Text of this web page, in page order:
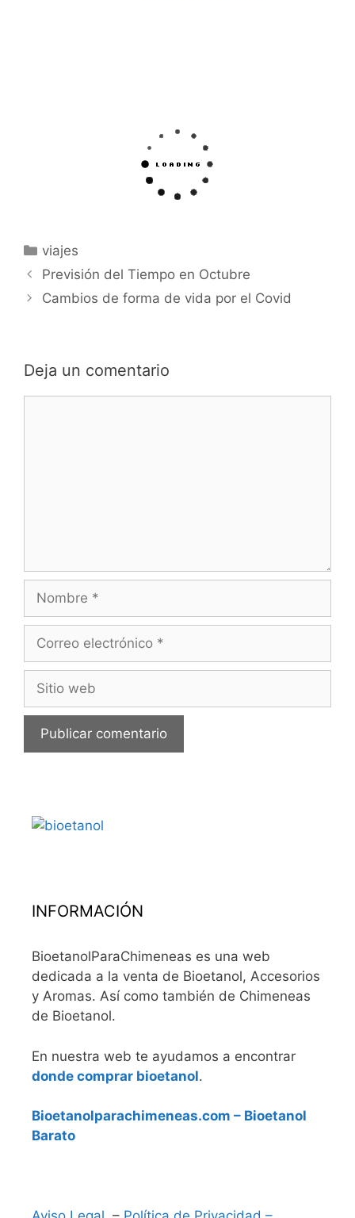
viajes
Previsión del Tiempo en Octubre
Cambios de forma de vida por el Covid
Deja un comentario
INFORMACIÓN
BioetanolParaChimeneas es una web
dedicada a la venta de Bioetanol, Accesorios
y Aromas. Así como también de Chimeneas
de Bioetanol.
En nuestra web te ayudamos a encontrar
donde comprar bioetanol.
Bioetanolparachimeneas.com – Bioetanol
Barato